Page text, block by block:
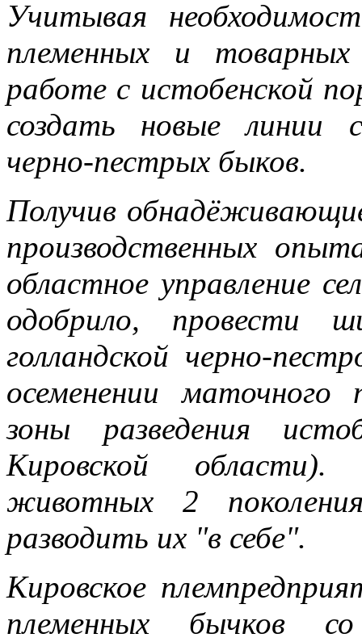
Учитывая
племенных и
работе с истобенской
создать новые линии с
черно-пестрых быков.
Получив
производственных
областное управление
одобрило, провести
голландской черно-
осеменении маточного
зоны разведения
Кировской
животных 2
разводить их "в себе".
Кировское
племенных бычков